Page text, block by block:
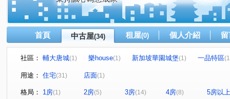
首頁 中古屋(34) 租屋(0) 個人介紹
社區： 輔大唐城(1) 樂house(1) 新加坡華園城堡(1) 一品特區
明志天地
新大直蘇黎市/梵谷花園蘇黎市(1) 大慶榕莊(1) 台北清水灣
用途： 住宅(31) 店面(1)
格局： 1房(1) 2房(5) 3房(14) 4房(8) 5房以上